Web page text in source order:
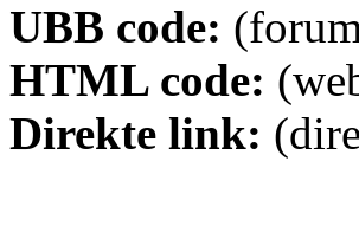
UBB code:
HTML code:
Direkte link: